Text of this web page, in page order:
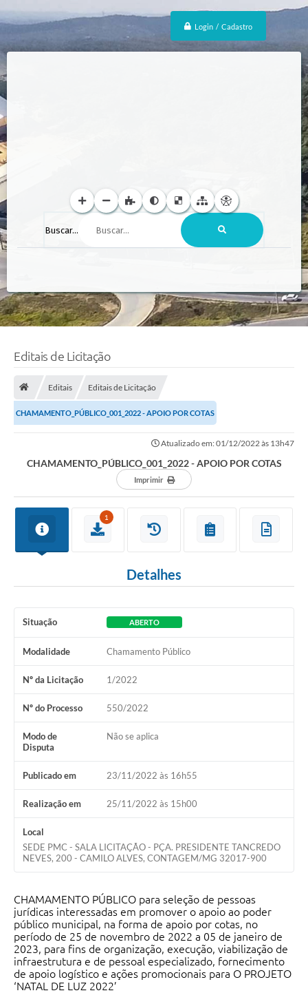
Login / Cadastro
Buscar...
Editais de Licitação
Editais Editais de Licitação
CHAMAMENTO_PÚBLICO_001_2022 - APOIO POR COTAS
Atualizado em: 01/12/2022 às 13h47
CHAMAMENTO_PÚBLICO_001_2022 - APOIO POR COTAS
Imprimir
1
Detalhes
Situação ABERTO
Modalidade Chamamento Público
Nº da Licitação 1/2022
Nº do Processo 550/2022
Modo de
Disputa
Não se aplica
Publicado em 23/11/2022 às 16h55
Realização em 25/11/2022 às 15h00
Local
SEDE PMC - SALA LICITAÇÃO - PÇA. PRESIDENTE TANCREDO
NEVES, 200 - CAMILO ALVES, CONTAGEM/MG 32017-900
CHAMAMENTO PÚBLICO para seleção de pessoas
jurídicas interessadas em promover o apoio ao poder
público municipal, na forma de apoio por cotas, no
período de 25 de novembro de 2022 a 05 de janeiro de
2023, para fins de organização, execução, viabilização de
infraestrutura e de pessoal especializado, fornecimento
de apoio logístico e ações promocionais para O PROJETO
‘NATAL DE LUZ 2022’